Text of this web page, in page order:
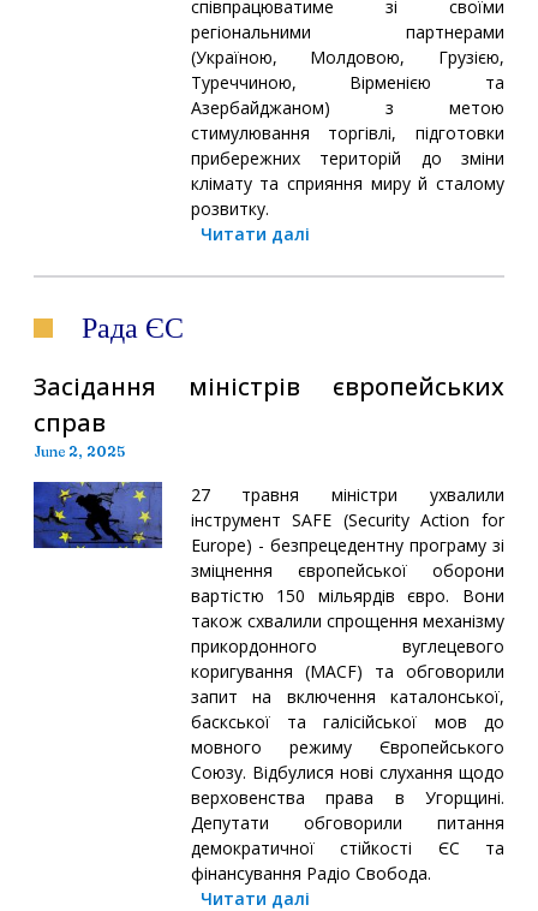
співпрацюватиме зі своїми
регіональними партнерами
(Україною, Молдовою, Грузією,
Туреччиною, Вірменією та
Азербайджаном) з метою
стимулювання торгівлі, підготовки
прибережних територій до зміни
клімату та сприяння миру й сталому
розвитку.
Читати далі
Рада ЄС
Засідання міністрів європейських
справ
June 2, 2025
27 травня міністри ухвалили
інструмент SAFE (Security Action for
Europe) - безпрецедентну програму зі
зміцнення європейської оборони
вартістю 150 мільярдів євро. Вони
також схвалили спрощення механізму
прикордонного вуглецевого
коригування (MACF) та обговорили
запит на включення каталонської,
баскської та галісійської мов до
мовного режиму Європейського
Союзу. Відбулися нові слухання щодо
верховенства права в Угорщині.
Депутати обговорили питання
демократичної стійкості ЄС та
фінансування Радіо Свобода.
Читати далі